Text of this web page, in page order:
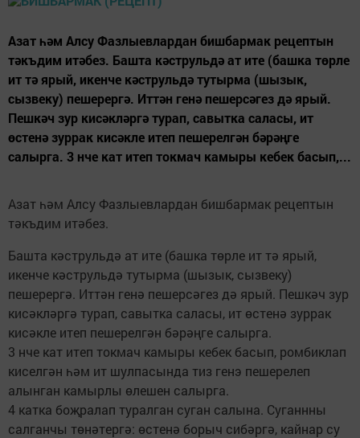
Азат һәм Алсу Фазлыевлардан бишбармак рецептын
тәкъдим итәбез. Башта кәструльдә ат ите (башка төрле
ит тә ярый, икенче кәструльдә тутырма (шызык,
сызвеку) пешерергә. Иттән генә пешерсәгез дә ярый.
Пешкәч зур кисәкләргә турап, савытка саласы, ит
өстенә зуррак кисәкле итеп пешерелгән бәрәңге
салырга. 3 нче кат итеп токмач камыры кебек басып,...
Азат һәм Алсу Фазлыевлардан бишбармак рецептын
тәкъдим итәбез.
Башта кәструльдә ат ите (башка төрле ит тә ярый,
икенче кәструльдә тутырма (шызык, сызвеку)
пешерергә. Иттән генә пешерсәгез дә ярый. Пешкәч зур
кисәкләргә турап, савытка саласы, ит өстенә зуррак
кисәкле итеп пешерелгән бәрәңге салырга.
3 нче кат итеп токмач камыры кебек басып, ромбиклап
киселгән һәм ит шулпасында тиз генэ пешерелеп
алынган камырлы өлешен салырга.
4 катка боҗралап туралган суган салына. Суганнны
салганчы төнәтергә: өстенә борыч сибәргә, кайнар су